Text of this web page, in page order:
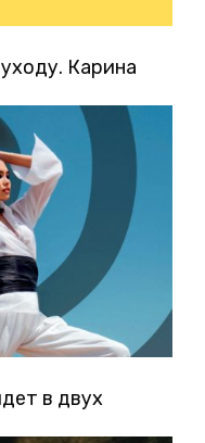
Карина
в двух